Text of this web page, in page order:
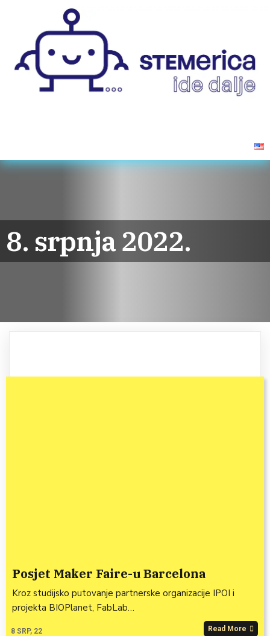
8. srpnja 2022.
Posjet Maker Faire-u Barcelona
8 SRP, 22
Kroz studijsko putovanje partnerske organizacije IPOI i
projekta BIOPlanet, FabLab…
Read More